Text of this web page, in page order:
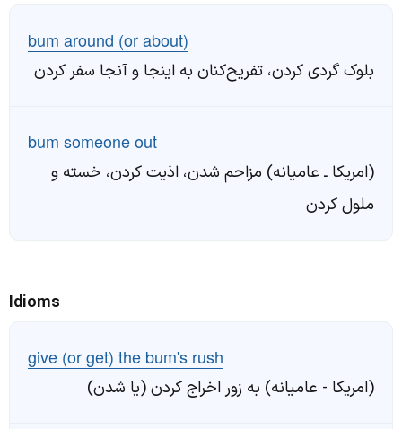
bum around (or about)
بلوک گردی کردن، تفریح‌کنان به اینجا و آنجا سفر کردن
bum someone out
(امریکا ـ عامیانه) مزاحم شدن، اذیت کردن، خسته و
ملول کردن
Idioms
give (or get) the bum's rush
(امریکا - عامیانه) به زور اخراج کردن (یا شدن)